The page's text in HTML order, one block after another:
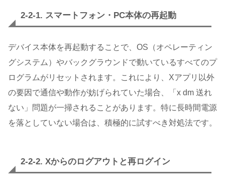
2-2-1. スマートフォン・PC本体の再起動
デバイス本体を再起動することで、OS（オペレーティン
グシステム）やバックグラウンドで動いているすべてのプ
ログラムがリセットされます。これにより、Xアプリ以外
の要因で通信や動作が妨げられていた場合、「x dm 送れ
ない」問題が一掃されることがあります。特に長時間電源
を落としていない場合は、積極的に試すべき対処法です。
2-2-2. Xからのログアウトと再ログイン